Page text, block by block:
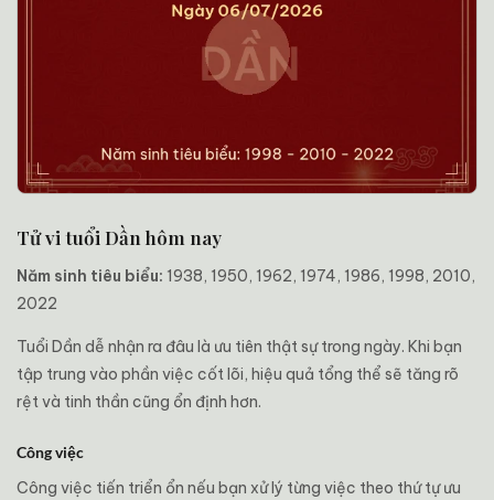
Tử vi tuổi Dần hôm nay
Năm sinh tiêu biểu: 1938, 1950, 1962, 1974, 1986, 1998, 2010,
2022
Tuổi Dần dễ nhận ra đâu là ưu tiên thật sự trong ngày. Khi bạn
tập trung vào phần việc cốt lõi, hiệu quả tổng thể sẽ tăng rõ
rệt và tinh thần cũng ổn định hơn.
Công việc
Công việc tiến triển ổn nếu bạn xử lý từng việc theo thứ tự ưu